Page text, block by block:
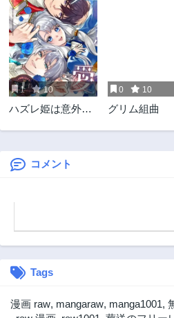
1 10
ハズレ姫は意外と
0 10
グリム組曲
コメント
Tags
漫画 raw, mangaraw, manga1001,